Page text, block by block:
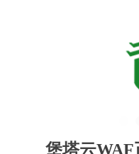
堡塔云WAF